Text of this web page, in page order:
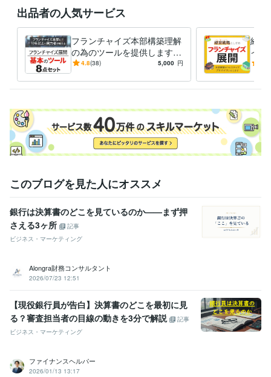
出品者の人気サービス
フランチャイズ本部構築理解
の為のツールを提供します
ご自身でフランチャイズ展開
供します
4.8(38) 5,000 円
経営
イズ
フラ
しま
このブログを見た人にオススメ
銀行は決算書のどこを見ているのか——まず押
さえる3ヶ所
記事
ビジネス・マーケティング
Alongra財務コンサルタント
2026/07/23 12:51
【現役銀行員が告白】決算書のどこを最初に見
る？審査担当者の目線の動きを3分で解説
記事
ビジネス・マーケティング
ファイナンスヘルパー
2026/01/13 13:17